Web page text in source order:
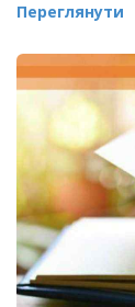
Переглянути